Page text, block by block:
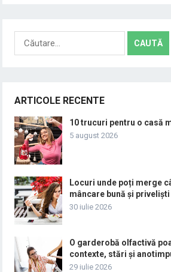
Caută
după:
ARTICOLE RECENTE
10 trucuri pentru o casă
5 august 2026
Locuri unde poți merge
mâncare bună și
30 iulie 2026
O garderobă olfactivă
contexte, stări și
29 iulie 2026